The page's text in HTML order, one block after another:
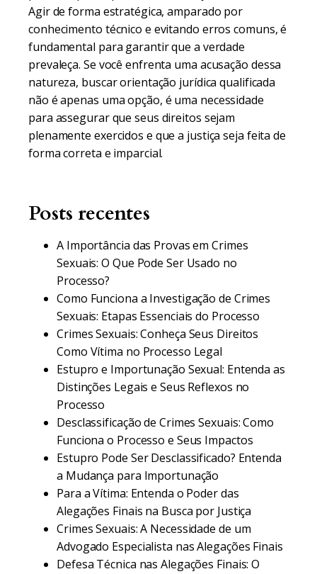
Agir de forma estratégica, amparado por
conhecimento técnico e evitando erros comuns, é
fundamental para garantir que a verdade
prevaleça. Se você enfrenta uma acusação dessa
natureza, buscar orientação jurídica qualificada
não é apenas uma opção, é uma necessidade
para assegurar que seus direitos sejam
plenamente exercidos e que a justiça seja feita de
forma correta e imparcial.
Posts recentes
A Importância das Provas em Crimes
Sexuais: O Que Pode Ser Usado no
Processo?
Como Funciona a Investigação de Crimes
Sexuais: Etapas Essenciais do Processo
Crimes Sexuais: Conheça Seus Direitos
Como Vítima no Processo Legal
Estupro e Importunação Sexual: Entenda as
Distinções Legais e Seus Reflexos no
Processo
Desclassificação de Crimes Sexuais: Como
Funciona o Processo e Seus Impactos
Estupro Pode Ser Desclassificado? Entenda
a Mudança para Importunação
Para a Vítima: Entenda o Poder das
Alegações Finais na Busca por Justiça
Crimes Sexuais: A Necessidade de um
Advogado Especialista nas Alegações Finais
Defesa Técnica nas Alegações Finais: O